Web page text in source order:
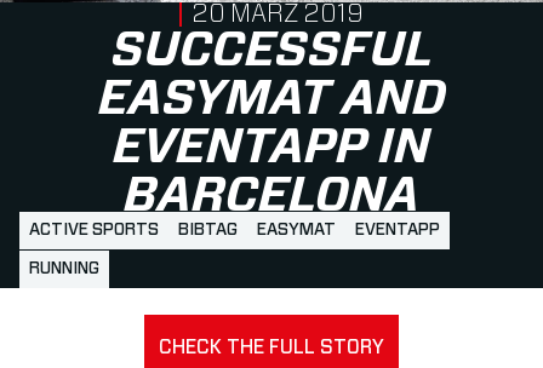
SUCCESSFUL
EASYMAT AND
EVENTAPP IN
BARCELONA
PUBLISHED ON
20 MÄRZ 2019
ACTIVE SPORTS BIBTAG EASYMAT EVENTAPP
RUNNING
CHECK THE FULL STORY